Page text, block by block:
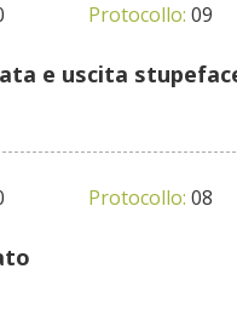
Protocollo: 09
e uscita
Protocollo: 08